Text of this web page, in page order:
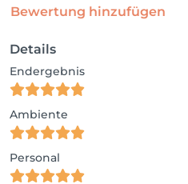
Bewertung hinzufügen
Details
Endergebnis
Ambiente
Personal